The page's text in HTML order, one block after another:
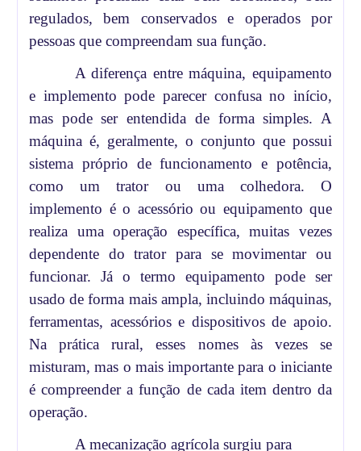
regulados, bem conservados e operados por
pessoas que compreendam sua função.
A diferença entre máquina, equipamento
e implemento pode parecer confusa no início,
mas pode ser entendida de forma simples. A
máquina é, geralmente, o conjunto que possui
sistema próprio de funcionamento e potência,
como um trator ou uma colhedora. O
implemento é o acessório ou equipamento que
realiza uma operação específica, muitas vezes
dependente do trator para se movimentar ou
funcionar. Já o termo equipamento pode ser
usado de forma mais ampla, incluindo máquinas,
ferramentas, acessórios e dispositivos de apoio.
Na prática rural, esses nomes às vezes se
misturam, mas o mais importante para o iniciante
é compreender a função de cada item dentro da
operação.
A mecanização agrícola surgiu para